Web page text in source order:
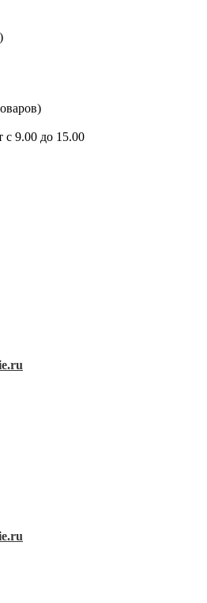
9.00 до 15.00